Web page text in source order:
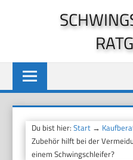
Du bist hier:Start →
Zubehör hilft bei der
einem Schwingschleifer?